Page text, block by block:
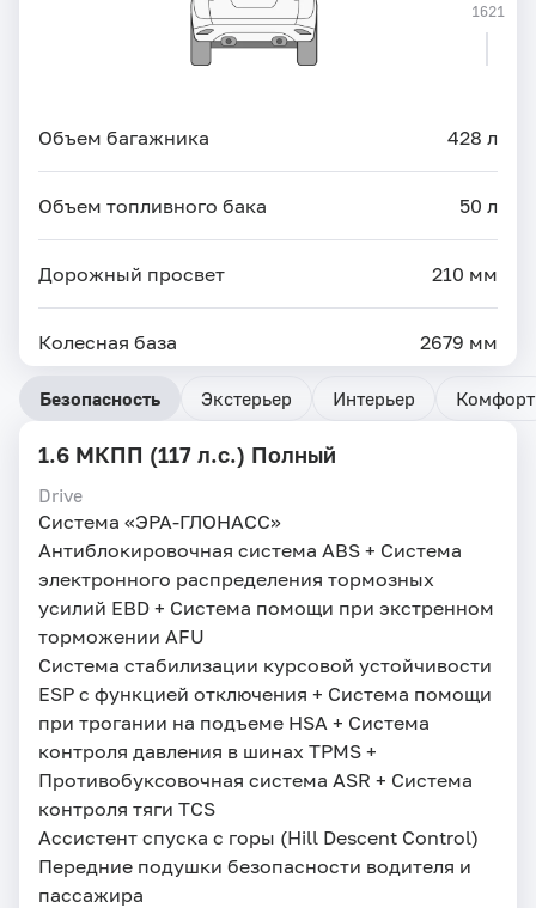
1621
Объем багажника 428 л
Объем топливного бака 50 л
Дорожный просвет 210 мм
Колесная база 2679 мм
Безопасность Экстерьер Интерьер Комфорт
1.6 МКПП (117 л.с.) Полный
Drive
Система «ЭРА-ГЛОНАСС»
Антиблокировочная система ABS + Система
электронного распределения тормозных
усилий EBD + Система помощи при экстренном
торможении AFU
Система стабилизации курсовой устойчивости
ESP с функцией отключения + Система помощи
при трогании на подъеме HSA + Система
контроля давления в шинах TPMS +
Противобуксовочная система ASR + Система
контроля тяги TCS
Ассистент спуска с горы (Hill Descent Control)
Передние подушки безопасности водителя и
пассажира